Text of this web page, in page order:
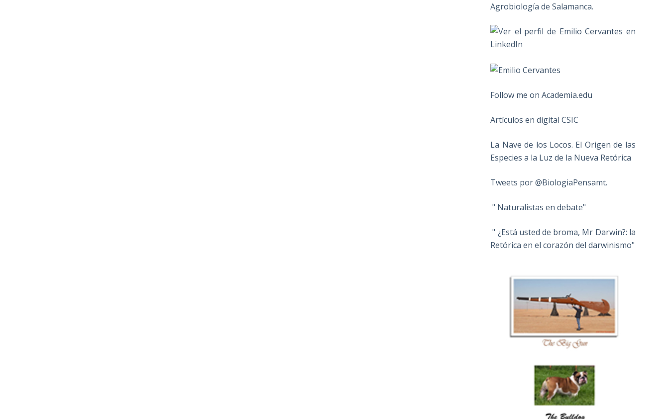
Agrobiología de Salamanca.
Follow me on Academia.edu
Artículos en digital CSIC
La Nave de los Locos. El Origen de las
Especies a la Luz de la Nueva Retórica
Tweets por @BiologiaPensamt.
" Naturalistas en debate"
" ¿Está usted de broma, Mr Darwin?: la
Retórica en el corazón del darwinismo"